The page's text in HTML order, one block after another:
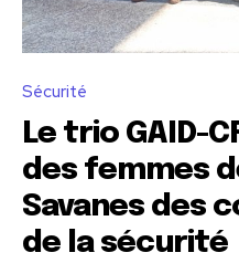
Sécurité
Le trio GAID-
des femmes
Savanes des
de la sécurité